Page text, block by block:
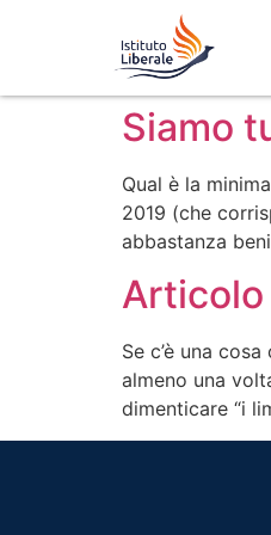
Siamo
Qual è la
2019 (che
abbastanza
Articolo
Se c’è una
almeno una
dimenticare “i